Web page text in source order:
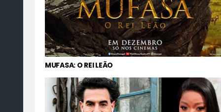
MUFASA: O REI LEÃO